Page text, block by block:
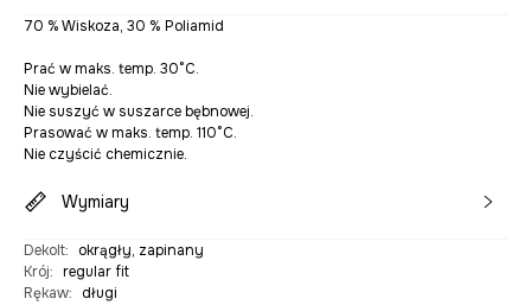
70 % Wiskoza, 30 % Poliamid
Prać w maks. temp. 30°C.
Nie wybielać.
Nie suszyć w suszarce bębnowej.
Prasować w maks. temp. 110°C.
Nie czyścić chemicznie.
Wymiary
Dekolt:
okrągły, zapinany
Krój: regular fit
Rękaw: długi